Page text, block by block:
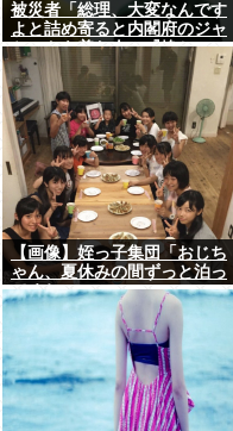
被災者「総理、大変なんです
よと詰め寄ると内閣府のジャ
ケットを着た人に『静かに 』
とすごまれた」
【画像】姪っ子集団「おじち
ゃん、夏休みの間ずっと泊っ
てくね」